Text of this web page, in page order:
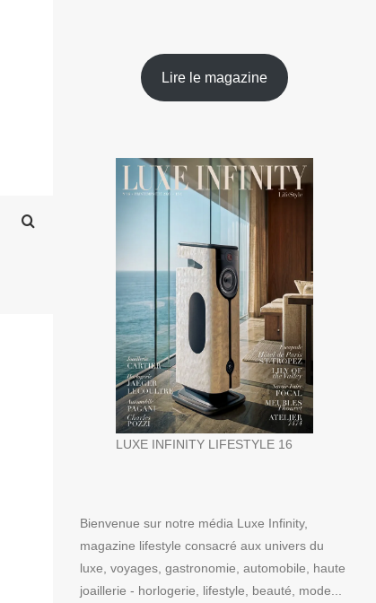
Lire le magazine
LUXE INFINITY LIFESTYLE 16
Bienvenue sur notre média Luxe Infinity,
magazine lifestyle consacré aux univers du
luxe, voyages, gastronomie, automobile, haute
joaillerie - horlogerie, lifestyle, beauté, mode...